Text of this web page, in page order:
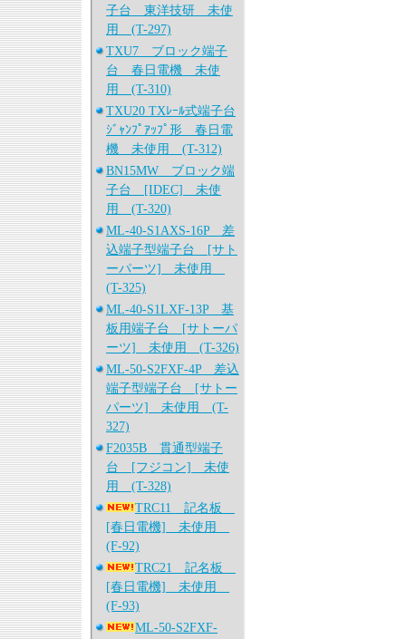
子台 東洋技研 未使
用 (T-297)
TXU7 ブロック端子
台 春日電機 未使
用 (T-310)
TXU20 TXﾚｰﾙ式端子台
ｼﾞｬﾝﾌﾟｱｯﾌﾟ形 春日電
機 未使用 (T-312)
BN15MW ブロック端
子台 [IDEC] 未使
用 (T-320)
ML-40-S1AXS-16P 差
込端子型端子台 [サト
ーパーツ] 未使用
(T-325)
ML-40-S1LXF-13P 基
板用端子台 [サトーパ
ーツ] 未使用 (T-326)
ML-50-S2FXF-4P 差込
端子型端子台 [サトー
パーツ] 未使用 (T-
327)
F2035B 貫通型端子
台 [フジコン] 未使
用 (T-328)
TRC11 記名板
[春日電機] 未使用
(F-92)
TRC21 記名板
[春日電機] 未使用
(F-93)
ML-50-S2FXF-